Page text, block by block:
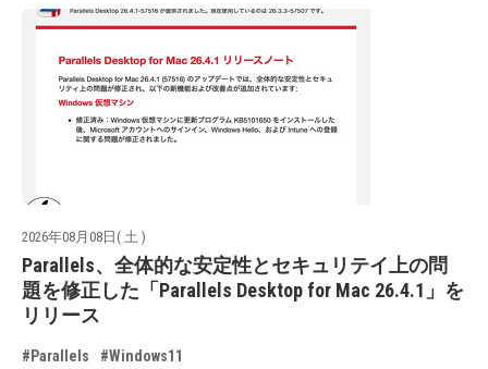
2026年08月08日( 土 )
Parallels、全体的な安定性とセキュリテイ上の問
題を修正した「Parallels Desktop for Mac 26.4.1」を
リリース
#Parallels #Windows11